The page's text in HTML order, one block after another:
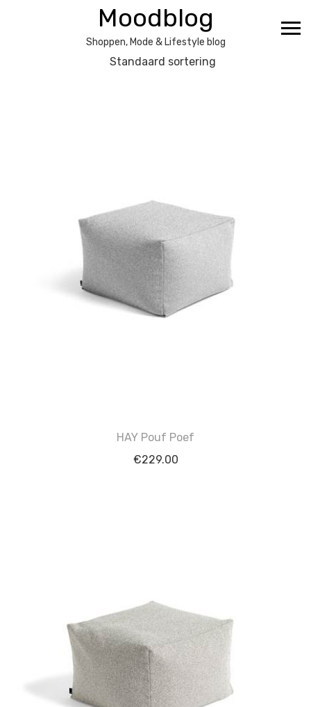
Moodblog
Shoppen, Mode & Lifestyle blog
HAY Pouf Poef
€229.00